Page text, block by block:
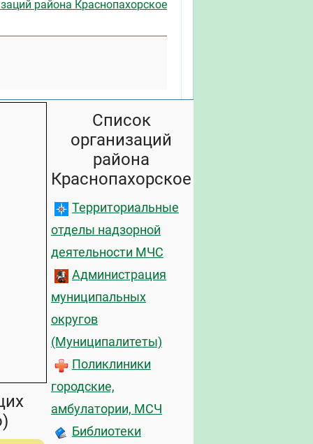
района Краснопахорское
Список
организаций
района
Краснопахорское
Территориальные
отделы надзорной
деятельности МЧС
Администрация
муниципальных
округов
(Муниципалитеты)
Поликлиники
городские,
амбулатории, МСЧ
Библиотеки